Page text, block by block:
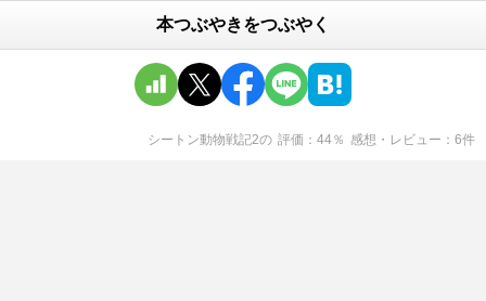
本つぶやきをつぶやく
シートン動物戦記2の 評価 44％ 感想・レビュー 6件